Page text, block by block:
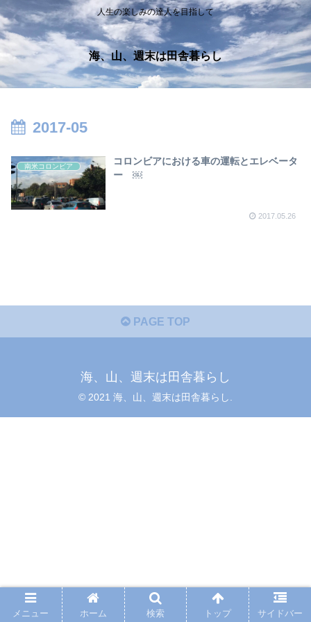
人生の楽しみの達人を目指して
海、山、週末は田舎暮らし
2017-05
南米コロンビア
コロンビアにおける車の運転とエレベータ
ー ￼
2017.05.26
PAGE TOP
海、山、週末は田舎暮らし
© 2021 海、山、週末は田舎暮らし.
メニュー ホーム 検索 トップ サイドバー